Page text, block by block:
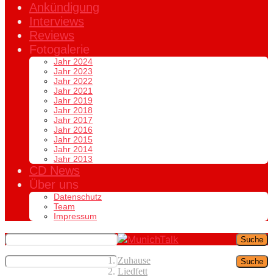
Ankündigung
Interviews
Reviews
Fotogalerie
Jahr 2024
Jahr 2023
Jahr 2022
Jahr 2021
Jahr 2019
Jahr 2018
Jahr 2017
Jahr 2016
Jahr 2015
Jahr 2014
Jahr 2013
CD News
Über uns
Datenschutz
Team
Impressum
Suche
Suche
Zuhause
Liedfett